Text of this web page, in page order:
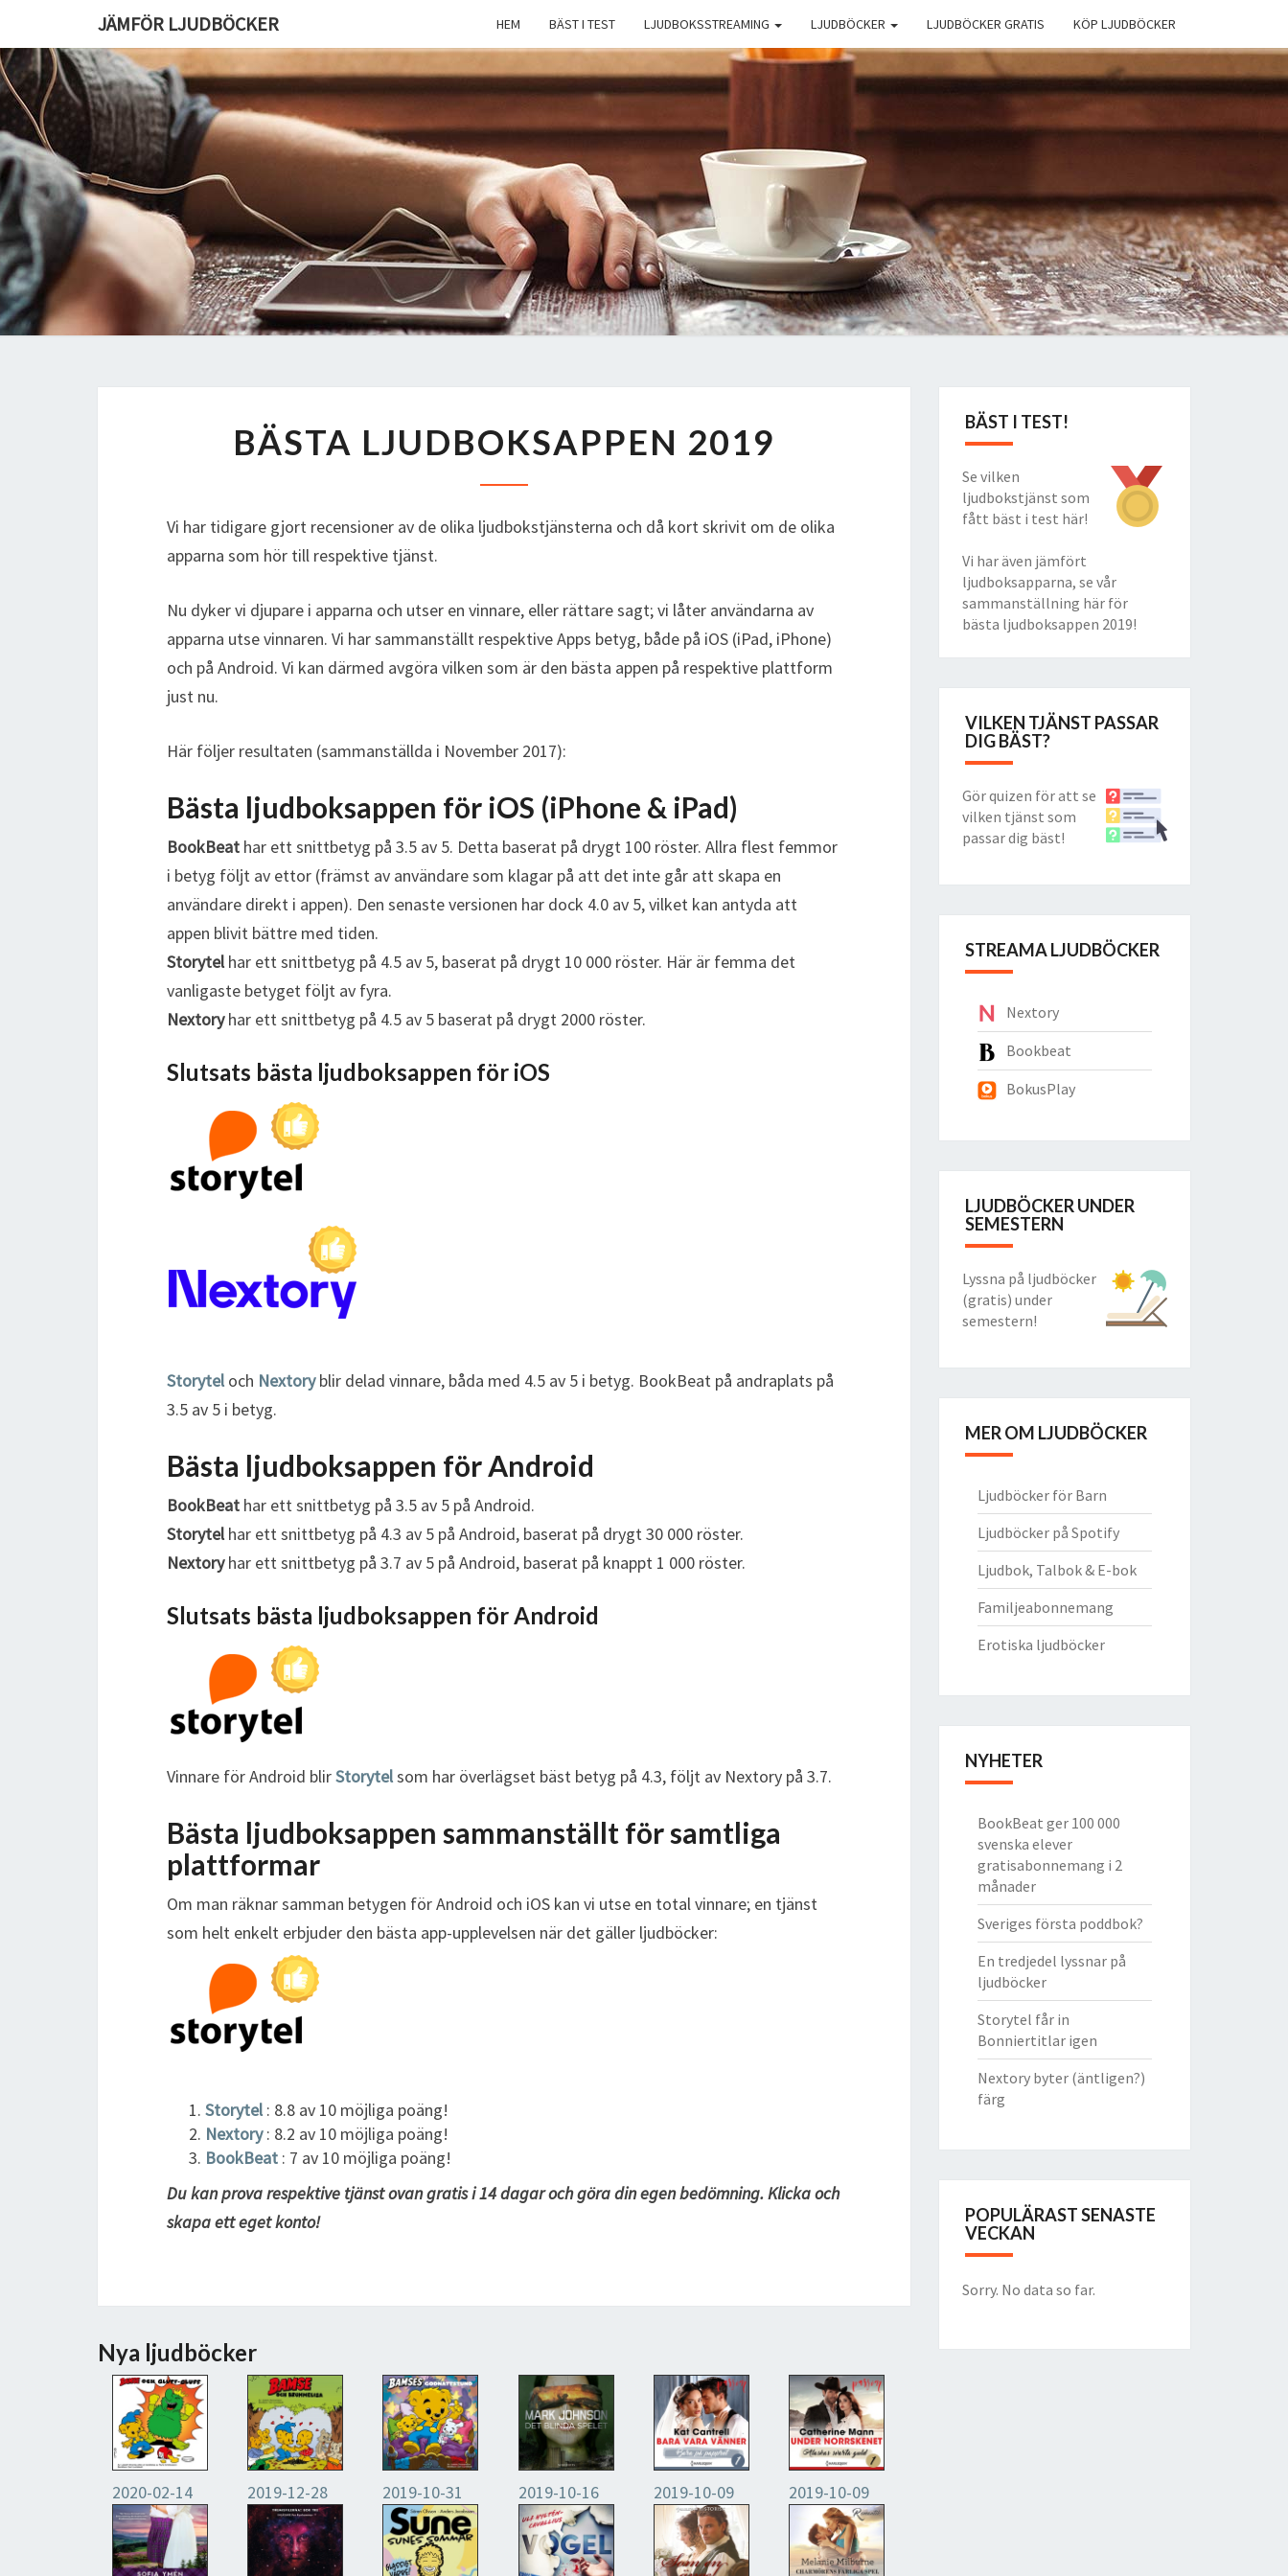
JÄMFÖR LJUDBÖCKER HEM BÄST I TEST LJUDBOKSSTREAMING LJUDBÖCKER LJUDBÖCKER GRATIS KÖP LJUDBÖCKER
Ä
T
L
D
B
K
P
E
N
2
0
BÄSTA LJUDBOKSAPPEN 2019
Vi har tidigare gjort recensioner av de olika ljudbokstjänsterna och då kort skrivit om de olika
apparna som hör till respektive tjänst.
Nu dyker vi djupare i apparna och utser en vinnare, eller rättare sagt; vi låter användarna av
apparna utse vinnaren. Vi har sammanställt respektive Apps betyg, både på iOS (iPad, iPhone)
och på Android. Vi kan därmed avgöra vilken som är den bästa appen på respektive plattform
just nu.
Här följer resultaten (sammanställda i November 2017):
Bästa ljudboksappen för iOS (iPhone & iPad)
BookBeat har ett snittbetyg på 3.5 av 5. Detta baserat på drygt 100 röster. Allra flest femmor
i betyg följt av ettor (främst av användare som klagar på att det inte går att skapa en
användare direkt i appen). Den senaste versionen har dock 4.0 av 5, vilket kan antyda att
appen blivit bättre med tiden.
Storytelhar ett snittbetyg på 4.5 av 5, baserat på drygt 10 000 röster. Här är femma det
vanligaste betyget följt av fyra.
Nextoryhar ett snittbetyg på 4.5 av 5 baserat på drygt 2000 röster.
Slutsats bästa ljudboksappen för iOS
Storyteloch Nextoryblir delad vinnare, båda med 4.5 av 5 i betyg. BookBeat på andraplats på
3.5 av 5 i betyg.
Bästa ljudboksappen för Android
BookBeat har ett snittbetyg på 3.5 av 5 på Android.
Storytelhar ett snittbetyg på 4.3 av 5 på Android, baserat på drygt 30 000 röster.
Nextoryhar ett snittbetyg på 3.7 av 5 på Android, baserat på knappt 1 000 röster.
Slutsats bästa ljudboksappen för Android
Vinnare för Android blirStorytelsom har överlägset bäst betyg på 4.3, följt av Nextory på 3.7.
Bästa ljudboksappen sammanställt för samtliga
plattformar
Om man räknar samman betygen för Android och iOS kan vi utse en total vinnare; en tjänst
som helt enkelt erbjuder den bästa app-upplevelsen när det gäller ljudböcker:
Storytel: 8.8 av 10 möjliga poäng!
Nextory: 8.2 av 10 möjliga poäng!
BookBeat : 7 av 10 möjliga poäng!
Du kan prova respektive tjänst ovan gratis i 14 dagar och göra din egen bedömning. Klicka och
skapa ett eget konto!
Nya ljudböcker
2020-02-14 2019-12-28 2019-10-31 2019-10-16 2019-10-09 2019-10-09
BÄST I TEST!
Se vilken
ljudbokstjänst som
fått bäst i test här!
Vi har även jämfört
ljudboksapparna, se vår
sammanställning här för
bästa ljudboksappen 2019!
VILKEN TJÄNST PASSAR
DIG BÄST?
Gör quizen för att se
vilken tjänst som
passar dig bäst!
STREAMA LJUDBÖCKER
Nextory
Bookbeat
BokusPlay
LJUDBÖCKER UNDER
SEMESTERN
Lyssna på ljudböcker
(gratis) under
semestern!
MER OM LJUDBÖCKER
Ljudböcker för Barn
Ljudböcker på Spotify
Ljudbok, Talbok & E-bok
Familjeabonnemang
Erotiska ljudböcker
NYHETER
BookBeat ger 100 000
svenska elever
gratisabonnemang i 2
månader
Sveriges första poddbok?
En tredjedel lyssnar på
ljudböcker
Storytel får in
Bonniertitlar igen
Nextory byter (äntligen?)
färg
POPULÄRAST SENASTE
VECKAN
Sorry. No data so far.